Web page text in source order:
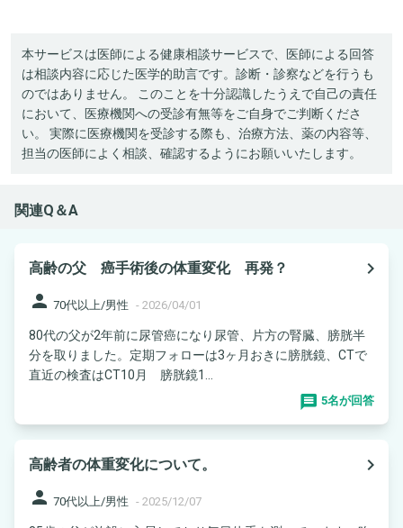
本サービスは医師による健康相談サービスで、医師による回答
は相談内容に応じた医学的助言です。診断・診察などを行うも
のではありません。 このことを十分認識したうえで自己の責任
において、医療機関への受診有無等をご自身でご判断くださ
い。 実際に医療機関を受診する際も、治療方法、薬の内容等、
担当の医師によく相談、確認するようにお願いいたします。
関連Q＆A
高齢の父 癌手術後の体重変化 再発？
navigate_next
person 70代以上/男性 - 2026/04/01
80代の父が2年前に尿管癌になり尿管、片方の腎臓、膀胱半
分を取りました。定期フォローは3ヶ月おきに膀胱鏡、CTで
直近の検査はCT10月 膀胱鏡1...
5名が回答
高齢者の体重変化について。
navigate_next
person 70代以上/男性 - 2025/12/07